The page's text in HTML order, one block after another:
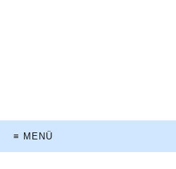
≡ MENÜ